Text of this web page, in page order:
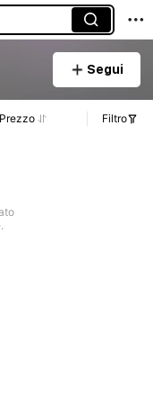
Segui
Prezzo Filtro